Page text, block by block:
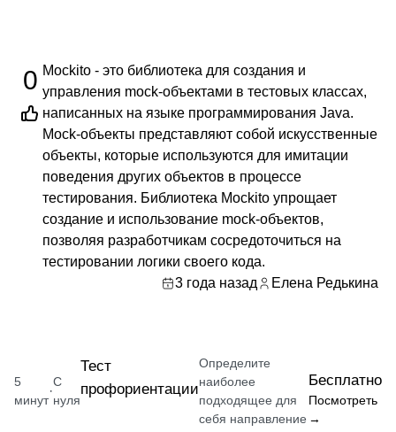
0 Mockito - это библиотека для создания и
управления mock-объектами в тестовых классах,
написанных на языке программирования Java.
Mock-объекты представляют собой искусственные
объекты, которые используются для имитации
поведения других объектов в процессе
тестирования. Библиотека Mockito упрощает
создание и использование mock-объектов,
позволяя разработчикам сосредоточиться на
тестировании логики своего кода.
3 года назад
Елена Редькина
5
минут
·
С
нуля
Тест
профориентации
Определите
наиболее
подходящее для
себя направление
Бесплатно
Посмотреть
→